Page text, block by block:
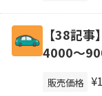
【38記
4000～
販売価格